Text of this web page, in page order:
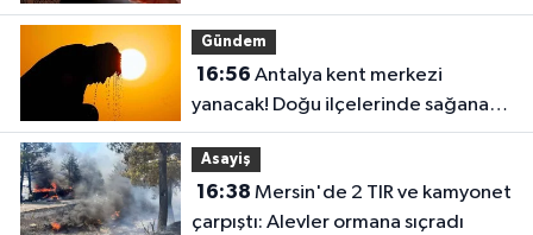
Gündem
16:56
yanacak! Doğu ilçelerinde sağanak
bekleniyor
Asayiş
16:38
çarpıştı: Alevler ormana sıçradı